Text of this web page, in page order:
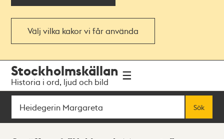
Välj vilka kakor vi får använda
navigationen
huvudinnehållet
Stockholmskällan
Historia i ord, ljud och bild
Sök
Sök